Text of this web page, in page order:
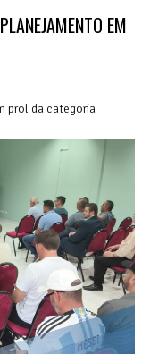
EM
prol da categoria